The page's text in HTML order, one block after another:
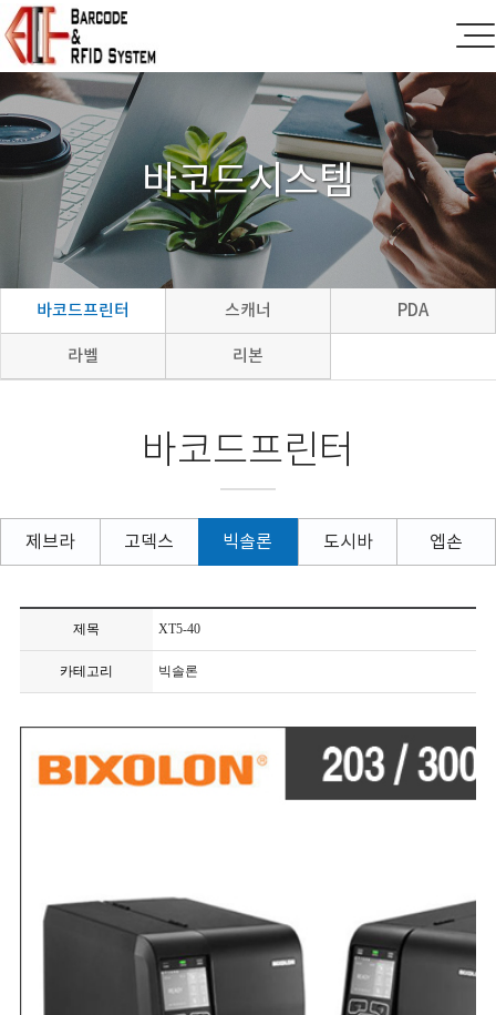
바코드시스템
바코드프린터 스캐너 PDA
라벨 리본
바코드프린터
제브라 고덱스 빅솔론 도시바 엡손
제목 XT5-40
카테고리 빅솔론